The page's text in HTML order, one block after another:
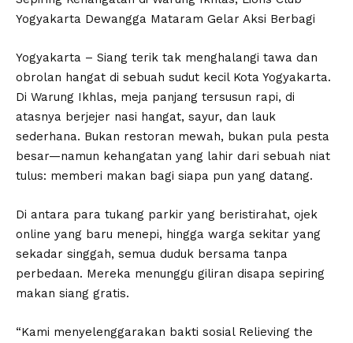
Yogyakarta Dewangga Mataram Gelar Aksi Berbagi
Yogyakarta – Siang terik tak menghalangi tawa dan
obrolan hangat di sebuah sudut kecil Kota Yogyakarta.
Di Warung Ikhlas, meja panjang tersusun rapi, di
atasnya berjejer nasi hangat, sayur, dan lauk
sederhana. Bukan restoran mewah, bukan pula pesta
besar—namun kehangatan yang lahir dari sebuah niat
tulus: memberi makan bagi siapa pun yang datang.
Di antara para tukang parkir yang beristirahat, ojek
online yang baru menepi, hingga warga sekitar yang
sekadar singgah, semua duduk bersama tanpa
perbedaan. Mereka menunggu giliran disapa sepiring
makan siang gratis.
“Kami menyelenggarakan bakti sosial Relieving the